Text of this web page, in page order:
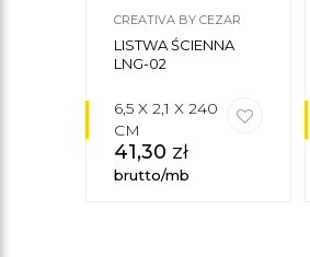
CREATIVA BY CEZAR
LISTWA ŚCIENNA
LNG-02
6,5 X 2,1 X 240
CM
41,30 zł
brutto/mb